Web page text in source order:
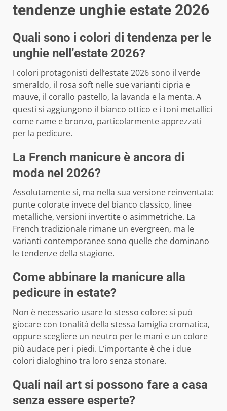
tendenze unghie estate 2026
Quali sono i colori di tendenza per le
unghie nell’estate 2026?
I colori protagonisti dell’estate 2026 sono il verde
smeraldo, il rosa soft nelle sue varianti cipria e
mauve, il corallo pastello, la lavanda e la menta. A
questi si aggiungono il bianco ottico e i toni metallici
come rame e bronzo, particolarmente apprezzati
per la pedicure.
La French manicure è ancora di
moda nel 2026?
Assolutamente sì, ma nella sua versione reinventata:
punte colorate invece del bianco classico, linee
metalliche, versioni invertite o asimmetriche. La
French tradizionale rimane un evergreen, ma le
varianti contemporanee sono quelle che dominano
le tendenze della stagione.
Come abbinare la manicure alla
pedicure in estate?
Non è necessario usare lo stesso colore: si può
giocare con tonalità della stessa famiglia cromatica,
oppure scegliere un neutro per le mani e un colore
più audace per i piedi. L’importante è che i due
colori dialoghino tra loro senza stonare.
Quali nail art si possono fare a casa
senza essere esperte?